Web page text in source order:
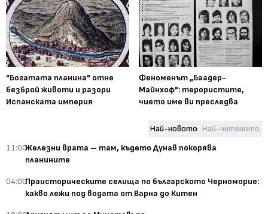
"Богатата планина" отне
безброй животи и разори
Испанската империя
Феноменът „Баадер-
Майнхоф": терористите,
чието име ви преследва
Най-новото Най-четеното
11:00Железни врата – там, където Дунав покорява
планините
04:00Праисторическите селища по българското Черноморие:
какво лежи под водата от Варна до Китен